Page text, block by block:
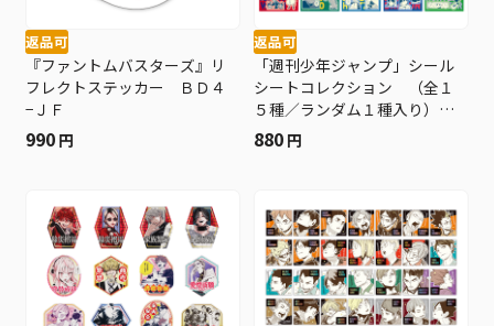
返品可
『ファントムバスターズ』リ
フレクトステッカー ＢＤ４
−ＪＦ
990 円
返品可
「週刊少年ジャンプ」シール
シートコレクション （全１
５種／ランダム１種入り）
ＢＦ３
880 円